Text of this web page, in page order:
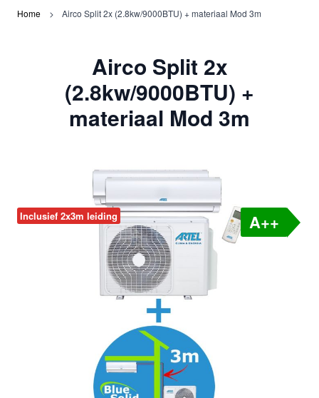
Home Airco Split 2x (2.8kw/9000BTU) + materiaal Mod 3m
Airco Split 2x
(2.8kw/9000BTU) +
materiaal Mod 3m
A++
Inclusief 2x3m leiding